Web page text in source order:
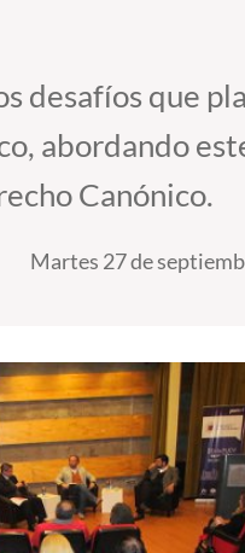
desafíos que
abordando
Canónico.
Martes 27 de